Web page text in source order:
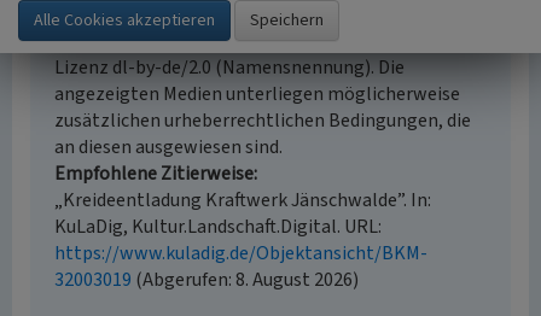
Urheberrechtlicher Hinweis
Der hier präsentierte Inhalt steht unter der freien
Lizenz dl-by-de/2.0 (Namensnennung). Die
angezeigten Medien unterliegen möglicherweise
zusätzlichen urheberrechtlichen Bedingungen, die
an diesen ausgewiesen sind.
Empfohlene Zitierweise
„Kreideentladung Kraftwerk Jänschwalde”. In:
KuLaDig, Kultur.Landschaft.Digital. URL:
https://www.kuladig.de/Objektansicht/BKM-
32003019 (Abgerufen: 8. August 2026)